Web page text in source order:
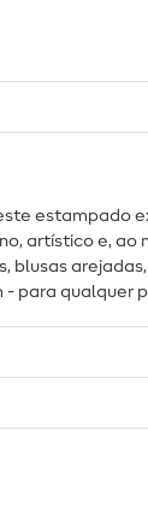
estampado
artístico e,
para